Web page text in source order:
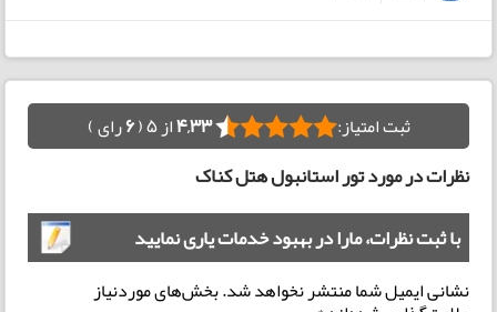
ثبت امتیاز: 4,33از 5 ( 6رای )
نظرات در مورد تور استانبول هتل کناک
با ثبت نظرات، مارا در بهبود خدمات یاری نمایید
نشانی ایمیل شما منتشر نخواهد شد.بخش‌های موردنیاز